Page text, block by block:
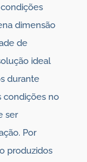
dimensão
de
ideal
durante
condições no
ser
Por
produzidos